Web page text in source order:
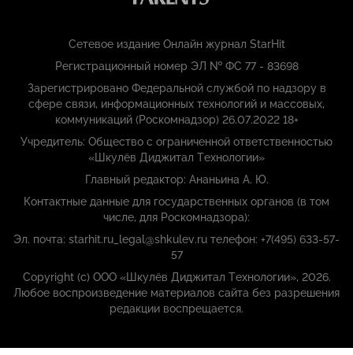
Сетевое издание Онлайн журнал StarHit
Регистрационный номер ЭЛ № ФС 77 - 83698
Зарегистрировано Федеральной службой по надзору в
сфере связи, информационных технологий и массовых,
коммуникаций (Роскомнадзор) 26.07.2022 18+
Учредитель: Общество с ограниченной ответственностью
«Шкулёв Диджитал Технологии»
Главный редактор: Ананьина А. Ю.
Контактные данные для государственных органов (в том
числе, для Роскомнадзора):
Эл. почта: starhit.ru_legal@shkulev.ru телефон: +7(495) 633-57-
57
Copyright (с) ООО «Шкулёв Диджитал Технологии», 2026.
Любое воспроизведение материалов сайта без разрешения
редакции воспрещается.